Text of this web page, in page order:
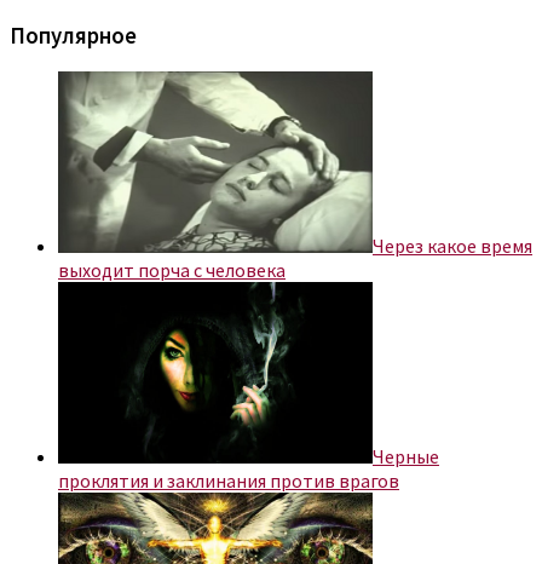
Популярное
Через какое время
выходит порча с человека
Черные
проклятия и заклинания против врагов